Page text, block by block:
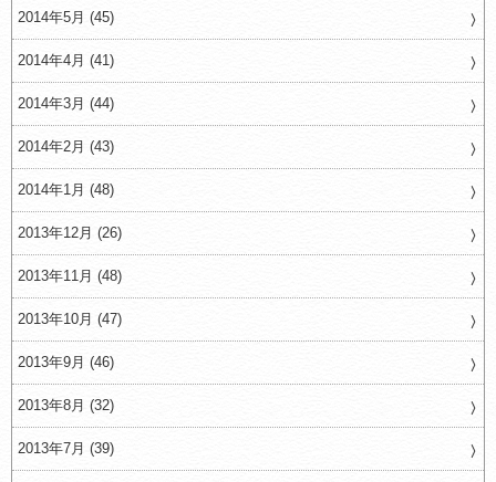
2014年5月 (45)
2014年4月 (41)
2014年3月 (44)
2014年2月 (43)
2014年1月 (48)
2013年12月 (26)
2013年11月 (48)
2013年10月 (47)
2013年9月 (46)
2013年8月 (32)
2013年7月 (39)